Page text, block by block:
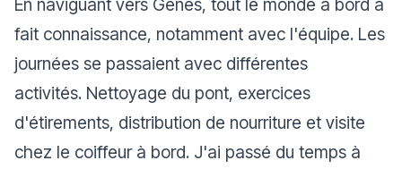
En naviguant vers Gênes, tout le monde à bord a
fait connaissance, notamment avec l'équipe. Les
journées se passaient avec différentes
activités. Nettoyage du pont, exercices
d'étirements, distribution de nourriture et visite
chez le coiffeur à bord. J'ai passé du temps à